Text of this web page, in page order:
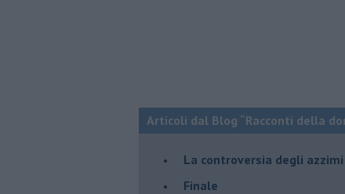
Articoli dal Blog “Racconti della
La controversia degli azzimi
Finale